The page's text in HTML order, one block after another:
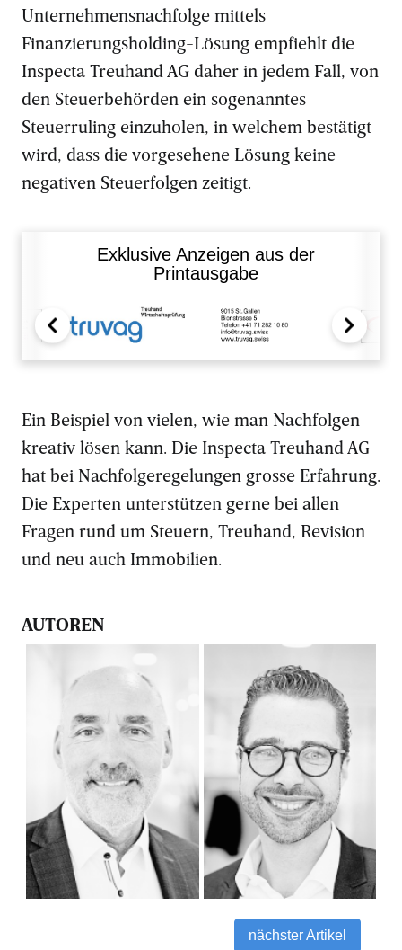
Unternehmensnachfolge mittels
Finanzierungsholding-Lösung empfiehlt die
Inspecta Treuhand AG daher in jedem Fall, von
den Steuerbehörden ein sogenanntes
Steuerruling einzuholen, in welchem bestätigt
wird, dass die vorgesehene Lösung keine
negativen Steuerfolgen zeitigt.
Exklusive Anzeigen aus der
Printausgabe
Ein Beispiel von vielen, wie man Nachfolgen
kreativ lösen kann. Die Inspecta Treuhand AG
hat bei Nachfolgeregelungen grosse Erfahrung.
Die Experten unterstützen gerne bei allen
Fragen rund um Steuern, Treuhand, Revision
und neu auch Immobilien.
AUTOREN
Leodegar Kaufmann
Partner, Dr. oec. HSG
inspecta treuhand ag
Daniel MessmerLeiter
Steuern, eidg. dipl.
Steuerexperte inspecta
treuhand ag
nächster Artikel